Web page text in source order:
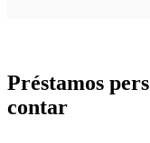
Préstamos
contar